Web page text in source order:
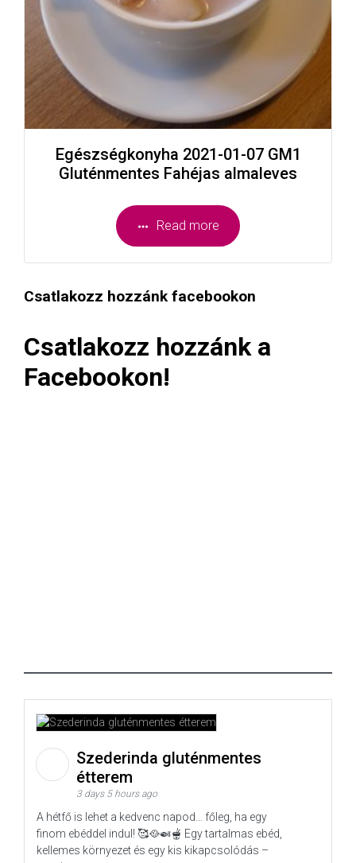
Egészségkonyha 2021-01-07 GM1
Gluténmentes Fahéjas almaleves
Read more
Csatlakozz hozzánk facebookon
Csatlakozz hozzánk a
Facebookon!
Szederinda gluténmentes
étterem
3 days 5 hours ago
A hétfő is lehet a kedvenc napod… főleg, ha egy
finom ebéddel indul! 🥰🥘🍛🫕 Egy tartalmas ebéd,
kellemes környezet és egy kis kikapcsolódás –